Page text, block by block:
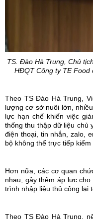
TS. Đào Hà Trung, Chủ
HĐQT Công ty TE Food
Theo TS Đào Hà Trung,
lượng cơ sở nuôi lớn,
lực hạn chế khiến việc
thống thu thập dữ liệu chủ
điện thoại, tin nhắn, zalo,
bộ không thể trực tiếp kiểm
Hơn nữa, các cơ quan
nhau, gây thêm áp lực
trình nhập liệu thủ công lại
Theo TS Đào Hà Trung,